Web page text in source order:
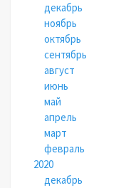
декабрь
ноябрь
октябрь
сентябрь
август
июнь
май
апрель
март
февраль
2020
декабрь